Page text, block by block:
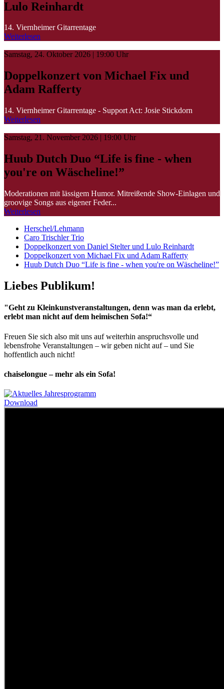
Lulo Reinhardt
14. Viernheimer Gitarrentage
Weiterlesen
Samstag, 24. Oktober 2026 | 19:00 Uhr
Doppelkonzert von Michael Fix und
Adam Rafferty
14. Viernheimer Gitarrentage - Support Act: Josie Stickdorn
Weiterlesen
Samstag, 21. November 2026 | 19:00 Uhr
Huub Dutch Duo “Life is fine - when
you're on Wäscheline!”
Moderationen mit lässigem Humor. Mitreißende Show-Einlagen und
groovige Songs aus eigener Feder...
Weiterlesen
Herschel/Lehmann
Caro Trischler Trio
Doppelkonzert von Daniel Stelter und Lulo Reinhardt
Doppelkonzert von Michael Fix und Adam Rafferty
Huub Dutch Duo “Life is fine - when you're on Wäscheline!”
Liebes Publikum!
"Geht zu Kleinkunstveranstaltungen, denn was man da erlebt,
erlebt man nicht auf dem heimischen Sofa!“
Freuen Sie sich also mit uns auf weiterhin anspruchsvolle und
lebensfrohe Veranstaltungen – wir geben nicht auf – und Sie
hoffentlich auch nicht!
chaiselongue – mehr als ein Sofa!
Download